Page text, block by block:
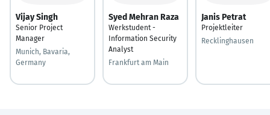
Vijay Singh
Senior Project
Manager
Munich, Bavaria,
Germany
Syed Mehran Raza
Werkstudent -
Information Security
Analyst
Frankfurt am Main
Janis Petrat
Projektleiter
Recklinghausen